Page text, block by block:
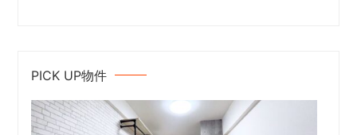
PICK UP物件